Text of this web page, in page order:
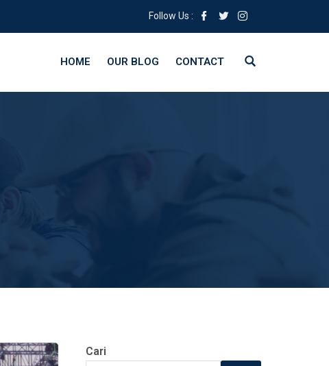
Follow Us :
HOME OUR BLOG CONTACT
Cari